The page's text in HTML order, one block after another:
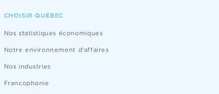
CHOISIR QUÉBEC
Nos statistiques économiques
Notre environnement d'affaires
Nos industries
Francophonie